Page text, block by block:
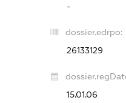
-
dossier.edrpo:
26133129
15.01.06